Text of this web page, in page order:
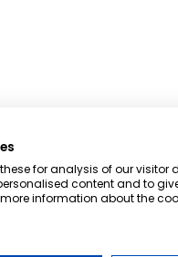
for analysis of our visitor
content and to
more information about the